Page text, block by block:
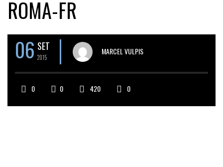
ROMA-FR
06 SET
2015
MARCEL VULPIS
0 0 420 0